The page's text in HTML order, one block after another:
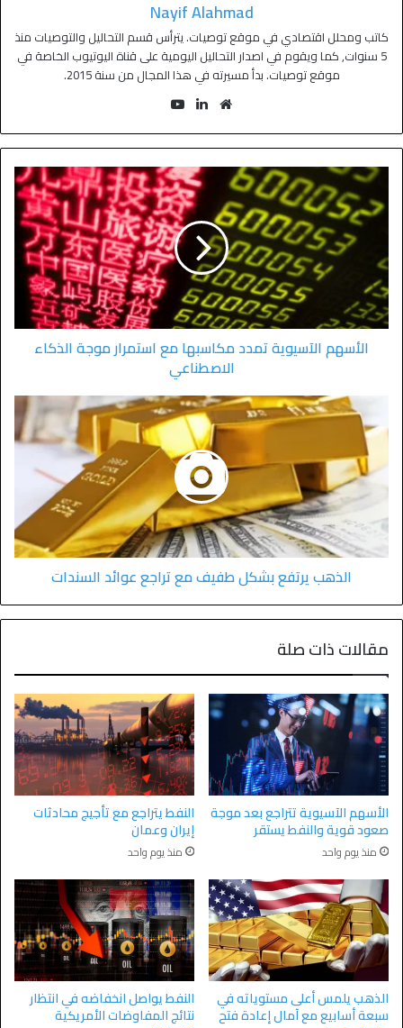
Nayif Alahmad
كاتب ومحلل اقتصادي في موقع توصيات. يترأس قسم التحاليل والتوصيات منذ
5 سنوات, كما ويقوم في اصدار التحاليل اليومية على قناة اليوتيوب الخاصة في
موقع توصيات. بدأ مسيرته في هذا المجال من سنة 2015.
الأسهم الآسيوية تمدد مكاسبها مع استمرار موجة الذكاء
الاصطناعي
الذهب يرتفع بشكل طفيف مع تراجع عوائد السندات
مقالات ذات صلة
الأسهم الآسيوية تتراجع بعد موجة
صعود قوية والنفط يستقر
منذ يوم واحد
النفط يتراجع مع تأجيج محادثات
إيران وعمان
منذ يوم واحد
الذهب يلمس أعلى مستوياته في
سبعة أسابيع مع آمال إعادة فتح
النفط يواصل انخفاضه في انتظار
نتائج المفاوضات الأمريكية